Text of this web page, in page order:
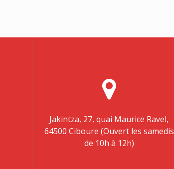
Jakintza, 27, quai Maurice Ravel,
64500 Ciboure (Ouvert les samedis
de 10h à 12h)